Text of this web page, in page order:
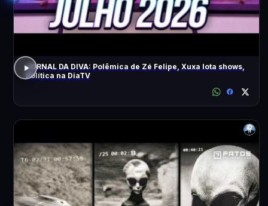
JORNAL DA DIVA: Polêmica de Zé Felipe, Xuxa lota shows,
Política na DiaTV